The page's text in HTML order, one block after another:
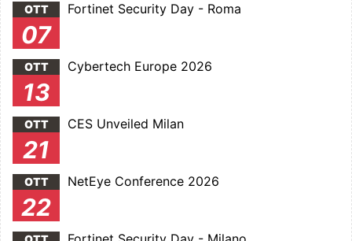
OTT
07
Fortinet Security Day - Roma
OTT
13
Cybertech Europe 2026
OTT
21
CES Unveiled Milan
OTT
22
NetEye Conference 2026